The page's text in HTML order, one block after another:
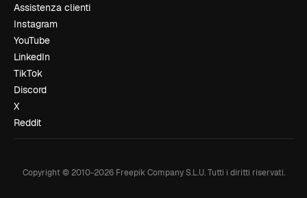
Assistenza clienti
Instagram
YouTube
LinkedIn
TikTok
Discord
X
Reddit
Copyright © 2010-2026Freepik Company S.L.U. Tutti i diritti riservati.